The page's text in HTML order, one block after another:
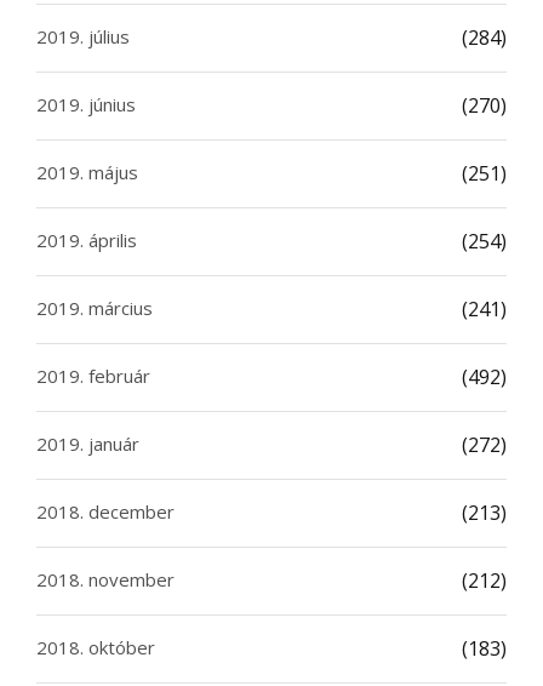
2019. július (284)
2019. június (270)
2019. május (251)
2019. április (254)
2019. március (241)
2019. február (492)
2019. január (272)
2018. december (213)
2018. november (212)
2018. október (183)